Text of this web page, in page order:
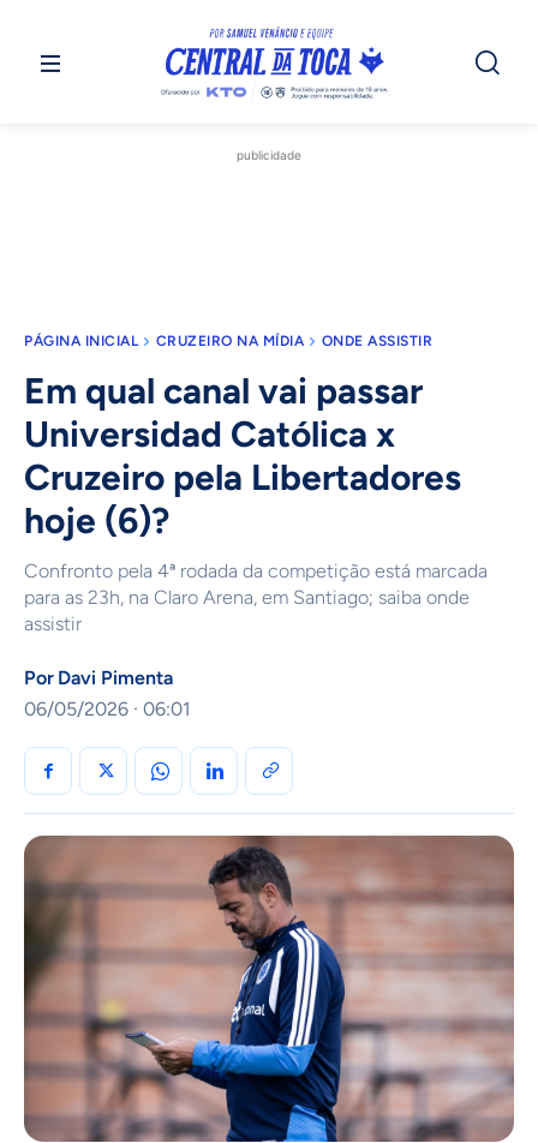
publicidade
PÁGINA INICIAL CRUZEIRO NA MÍDIA ONDE ASSISTIR
Em qual canal vai passar
Universidad Católica x
Cruzeiro pela Libertadores
hoje (6)?
Confronto pela 4ª rodada da competição está marcada
para as 23h, na Claro Arena, em Santiago; saiba onde
assistir
Por Davi Pimenta
06/05/2026 · 06:01